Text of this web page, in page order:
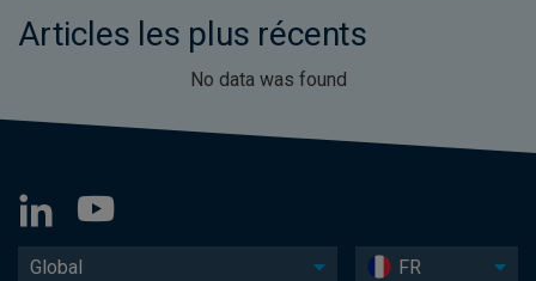
Articles les plus récents
No data was found
Global FR